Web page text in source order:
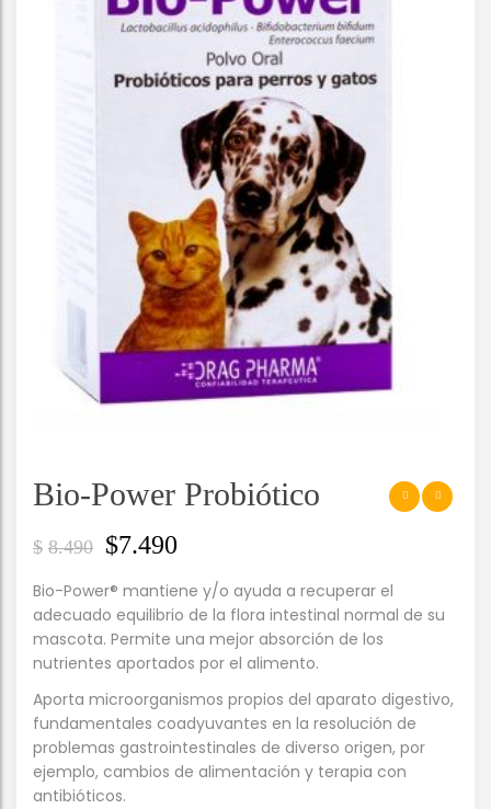
Bio-Power Probiótico
$ 8.490 $7.490
Bio-Power® mantiene y/o ayuda a recuperar el
adecuado equilibrio de la flora intestinal normal de su
mascota. Permite una mejor absorción de los
nutrientes aportados por el alimento.
Aporta microorganismos propios del aparato digestivo,
fundamentales coadyuvantes en la resolución de
problemas gastrointestinales de diverso origen, por
ejemplo, cambios de alimentación y terapia con
antibióticos.